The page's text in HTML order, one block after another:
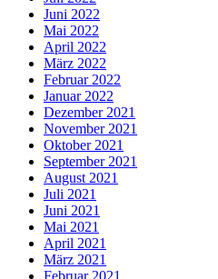
Juni 2022
Mai 2022
April 2022
März 2022
Februar 2022
Januar 2022
Dezember 2021
November 2021
Oktober 2021
September 2021
August 2021
Juli 2021
Juni 2021
Mai 2021
April 2021
März 2021